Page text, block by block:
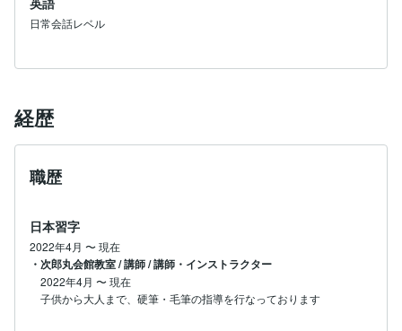
日常会話レベル
経歴
職歴
日本習字
2022年4月 〜現在
・次郎丸会館教室 / 講師 / 講師・インストラクター
2022年4月 〜現在
子供から大人まで、硬筆・毛筆の指導を行なっております